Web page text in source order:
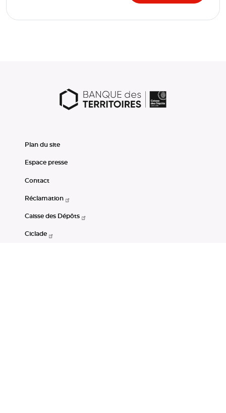
Plan du site
Espace presse
Contact
Réclamation
Caisse des Dépôts
Ciclade